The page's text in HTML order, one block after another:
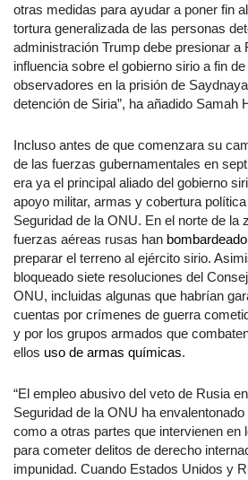
otras medidas para ayudar a poner fin
tortura generalizada de las personas
administración Trump debe presionar a
influencia sobre el gobierno sirio a fin
observadores en la prisión de
detención de Siria”, ha añadido Samah
Incluso antes de que comenzara su
de las fuerzas gubernamentales en
era ya el principal aliado del gobierno
apoyo militar, armas y cobertura
Seguridad de la ONU. En el norte de la
fuerzas aéreas rusas han
preparar el terreno al ejército sirio.
bloqueado siete resoluciones del
ONU, incluidas algunas que habrían
cuentas por crímenes de guerra
y por los grupos armados que
ellos uso de armas químicas.
“El empleo abusivo del veto de Rusia
Seguridad de la ONU ha
como a otras partes que intervienen en
para cometer delitos de derecho
impunidad. Cuando Estados Unidos y